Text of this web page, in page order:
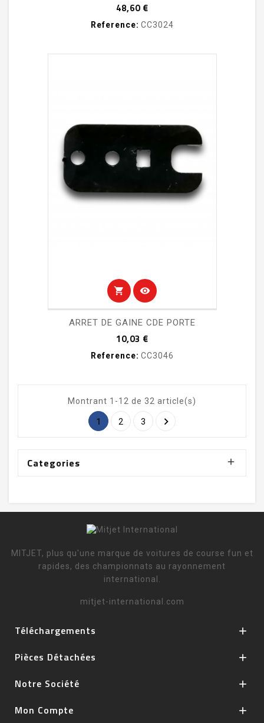
48,60 €Prix
Reference: CC3024
shopping_cart visibility
ARRET DE GAINE CDE PORTE
10,03 €Prix
Reference: CC3046
Montrant 1-12 de 32 article(s)
1 2 3 
Categories 
MITJET, plus qu'une marque de voitures de course fun et
rapides, des championnats au rayonnement
international.
mitjet-international.com
Téléchargements 
Pièces Détachées 
Notre Société 
Mon Compte 